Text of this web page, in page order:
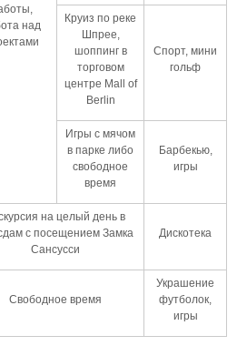
над
Круиз по реке
Шпрее,
шоппинг в
торговом
центре Mall of
Berlin
Спорт, мини
гольф
Игры с мячом
в парке либо
свободное
время
Барбекью,
игры
на целый день в
с посещением Замка
Сансусси
Дискотека
Свободное время
Украшение
футболок,
игры